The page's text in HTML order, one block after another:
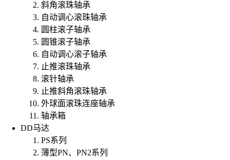
斜角滚珠轴承
自动调心滚珠轴承
圆柱滚子轴承
圆锥滚子轴承
自动调心滚子轴承
止推滚珠轴承
滚针轴承
止推斜角滚珠轴承
外球面滚珠连座轴承
轴承箱
DD马达
PS系列
薄型PN、PN2系列